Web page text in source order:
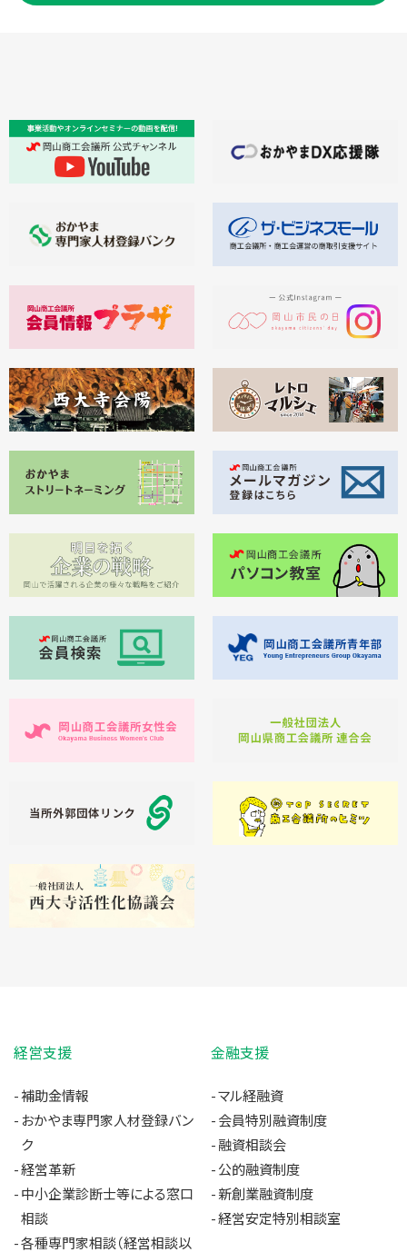
経営支援
補助金情報
おかやま専門家人材登録バン
ク
経営革新
中小企業診断士等による窓口
相談
各種専門家相談（経営相談以
金融支援
マル経融資
会員特別融資制度
融資相談会
公的融資制度
新創業融資制度
経営安定特別相談室